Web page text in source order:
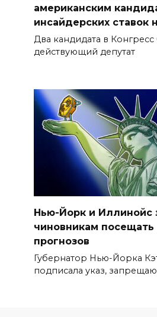
американским
инсайдерских ставок
Два кандидата в
действующий депутат
Нью-Йорк и Иллинойс
чиновникам
прогнозов
Губернатор Нью-Йорка
подписала указ,